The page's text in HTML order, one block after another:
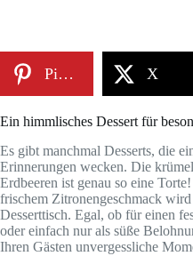
Pinterest X
Ein himmlisches Dessert für
Es gibt manchmal Desserts, die
Erinnerungen wecken. Die
Erdbeeren ist genau so eine
frischem Zitronengeschmack
Desserttisch. Egal, ob für einen
oder einfach nur als süße
Ihren Gästen unvergessliche